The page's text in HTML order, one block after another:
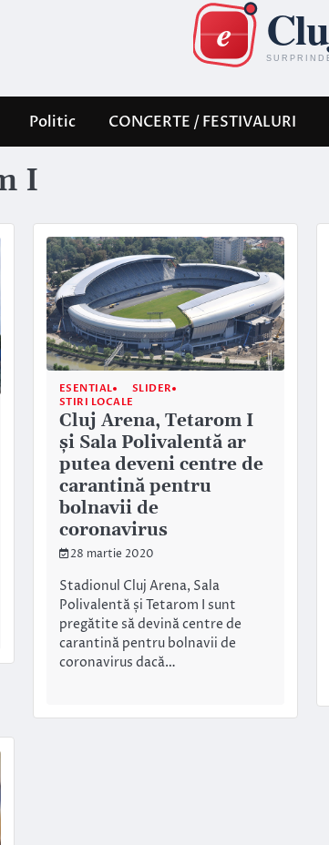
Politic CONCERTE / FESTIVALURI
I
ESENTIAL
SLIDER
STIRI LOCALE
Cluj Arena, Tetarom I
și Sala Polivalentă ar
putea deveni centre de
carantină pentru
bolnavii de
coronavirus
28 martie 2020
Stadionul Cluj Arena, Sala
Polivalentă și Tetarom I sunt
pregătite să devină centre de
carantină pentru bolnavii de
coronavirus dacă…